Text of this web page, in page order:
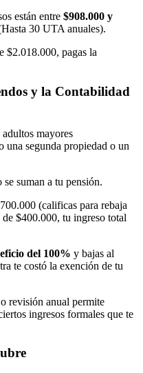
están entre $908.000 y
30 UTA anuales).
$2.018.000, pagas la
y la Contabilidad
mayores
una segunda propiedad o un
suman a tu pensión.
(calificas para rebaja
$400.000, tu ingreso total
del 100% y bajas al
te costó la exención de tu
o revisión anual permite
ingresos formales que te